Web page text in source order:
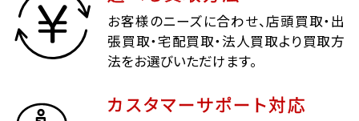
お客様のニーズに合わせ、店頭買取・出
張買取・宅配買取・法人買取より買取方
法をお選びいただけます。
カスタマーサポート対応